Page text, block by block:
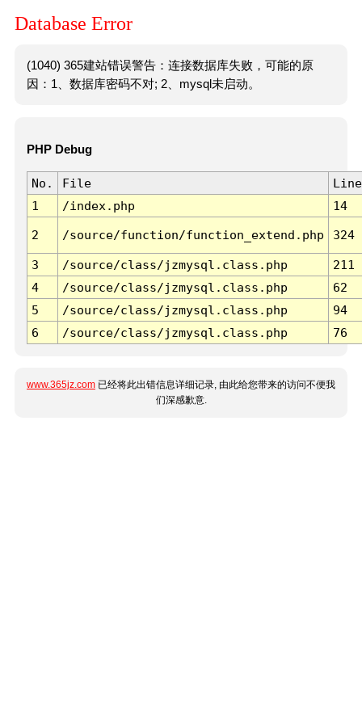
Database Error
(1040) 365建站错误警告：连接数据库失败，可能的原
因：1、数据库密码不对; 2、mysql未启动。
PHP Debug
No. File
Line
1
/index.php 14
2 /source/function/function_extend.php 324
3 /source/class/jzmysql.class.php
211
4
/source/class/jzmysql.class.php
62
5
/source/class/jzmysql.class.php
94
6
/source/class/jzmysql.class.php 76
www.365jz.com 已经将此出错信息详细记录, 由此给您带来的访问不便我
们深感歉意.